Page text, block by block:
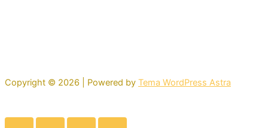
Copyright © 2026 | Powered by Tema WordPress Astra